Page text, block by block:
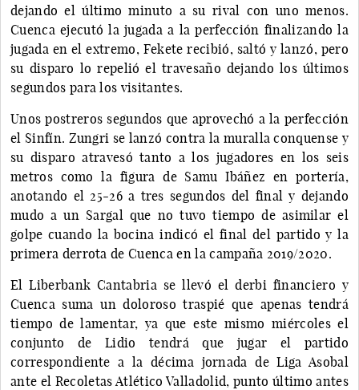
dejando el último minuto a su rival con uno menos.
Cuenca ejecutó la jugada a la perfección finalizando la
jugada en el extremo, Fekete recibió, saltó y lanzó, pero
su disparo lo repelió el travesaño dejando los últimos
segundos para los visitantes.
Unos postreros segundos que aprovechó a la perfección
el Sinfín. Zungri se lanzó contra la muralla conquense y
su disparo atravesó tanto a los jugadores en los seis
metros como la figura de Samu Ibáñez en portería,
anotando el 25-26 a tres segundos del final y dejando
mudo a un Sargal que no tuvo tiempo de asimilar el
golpe cuando la bocina indicó el final del partido y la
primera derrota de Cuenca en la campaña 2019/2020.
El Liberbank Cantabria se llevó el derbi financiero y
Cuenca suma un doloroso traspié que apenas tendrá
tiempo de lamentar, ya que este mismo miércoles el
conjunto de Lidio tendrá que jugar el partido
correspondiente a la décima jornada de Liga Asobal
ante el Recoletas Atlético Valladolid, punto último antes